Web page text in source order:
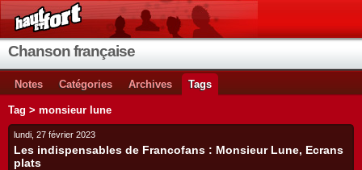
Chanson française
Notes Catégories Archives Tags
Tag > monsieur lune
lundi, 27 février 2023
Les indispensables de Francofans : Monsieur Lune, Ecrans
plats